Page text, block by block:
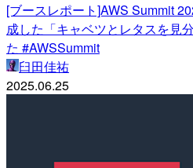
[ブースレポート]AWS Summit
成した「キャベツとレタスを見
た #AWSSummit
臼田佳祐
2025.06.25